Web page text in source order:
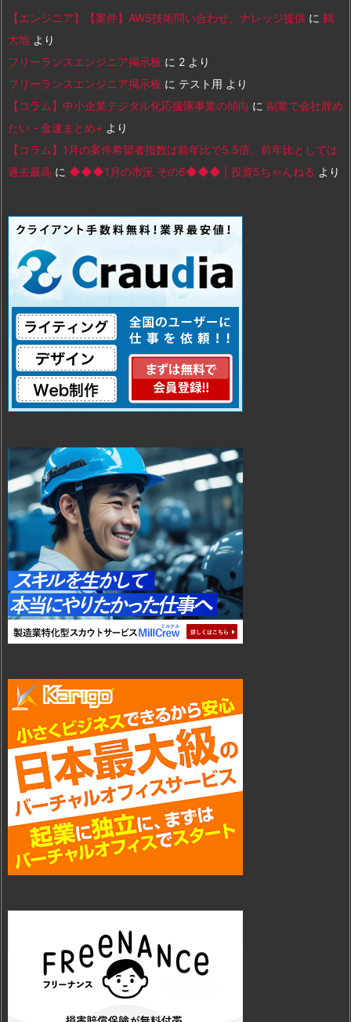
【エンジニア】【案件】AWS技術問い合わせ、ナレッジ提供 に 鶴
大地 より
フリーランスエンジニア掲示板 に 2 より
フリーランスエンジニア掲示板 に テスト用 より
【コラム】中小企業デジタル化応援隊事業の傾向 に 副業で会社辞め
たい - 金速まとめ+ より
【コラム】1月の案件希望者指数は前年比で5.5倍、前年比としては
過去最高 に ◆◆◆1月の市況 その6◆◆◆ | 投資5ちゃんねる より